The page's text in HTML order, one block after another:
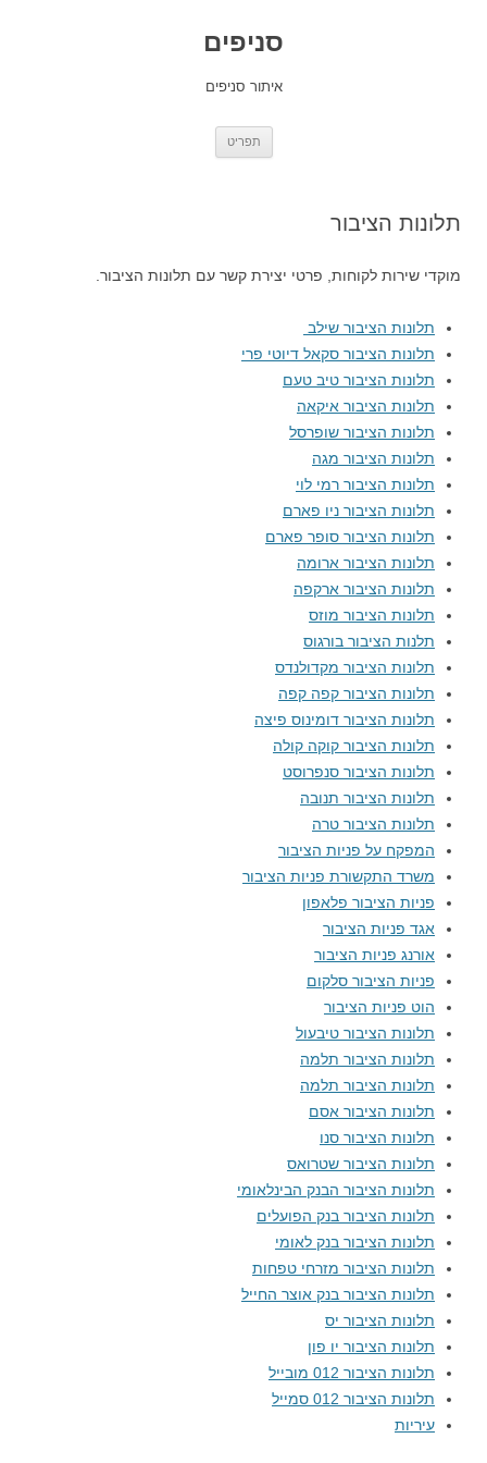
סניפים
איתור סניפים
תפריט
תלונות הציבור
מוקדי שירות לקוחות, פרטי יצירת קשר עם תלונות הציבור.
תלונות הציבור שילב
תלונות הציבור סקאל דיוטי פרי
תלונות הציבור טיב טעם
תלונות הציבור איקאה
תלונות הציבור שופרסל
תלונות הציבור מגה
תלונות הציבור רמי לוי
תלונות הציבור ניו פארם
תלונות הציבור סופר פארם
תלונות הציבור ארומה
תלונות הציבור ארקפה
תלונות הציבור מוזס
תלנות הציבור בורגוס
תלונות הציבור מקדולנדס
תלונות הציבור קפה קפה
תלונות הציבור דומינוס פיצה
תלונות הציבור קוקה קולה
תלונות הציבור סנפרוסט
תלונות הציבור תנובה
תלונות הציבור טרה
המפקח על פניות הציבור
משרד התקשורת פניות הציבור
פניות הציבור פלאפון
אגד פניות הציבור
אורנג פניות הציבור
פניות הציבור סלקום
הוט פניות הציבור
תלונות הציבור טיבעול
תלונות הציבור תלמה
תלונות הציבור תלמה
תלונות הציבור אסם
תלונות הציבור סנו
תלונות הציבור שטרואס
תלונות הציבור הבנק הבינלאומי
תלונות הציבור בנק הפועלים
תלונות הציבור בנק לאומי
תלונות הציבור מזרחי טפחות
תלונות הציבור בנק אוצר החייל
תלונות הציבור יס
תלונות הציבור יו פון
תלונות הציבור 012 מובייל
תלונות הציבור 012 סמייל
עיריות